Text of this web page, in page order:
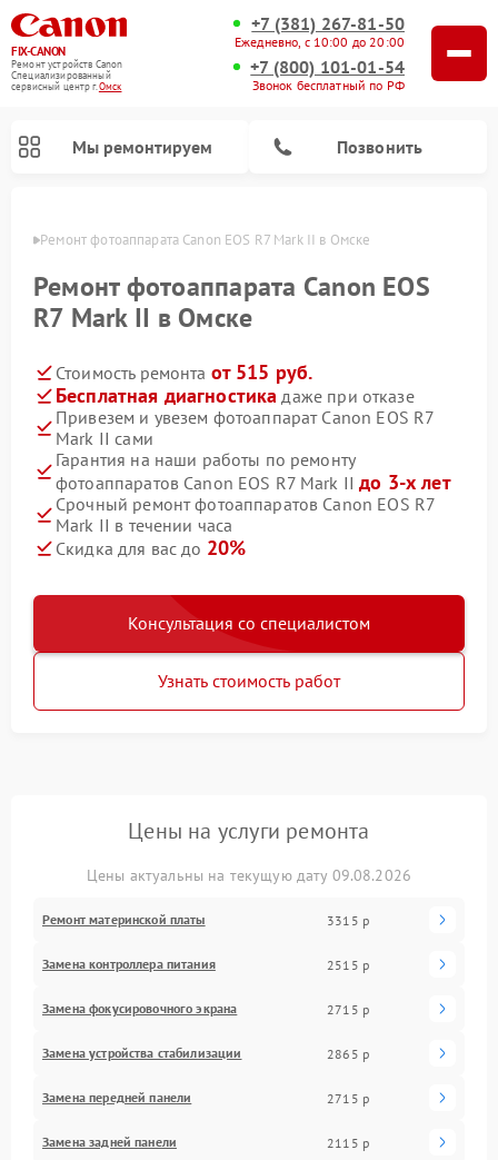
FIX-CANON
Ремонт устройств Canon
Специализированный
cервисный центр г.Омск
+7 (381) 267-81-50
Ежедневно, с 10:00 до 20:00
+7 (800) 101-01-54
Звонок бесплатный по РФ
Мы ремонтируем Позвонить
Ремонт фотоаппарата Canon EOS R7 Mark II в Омске
Ремонт фотоаппарата Canon EOS
R7 Mark II в Омске
Стоимость ремонта от 515 руб.
Бесплатная диагностика даже при отказе
Привезем и увезем фотоаппарат Canon EOS R7
Mark II сами
Гарантия на наши работы по ремонту
фотоаппаратов Canon EOS R7 Mark IIдо 3-х лет
Срочный ремонт фотоаппаратов Canon EOS R7
Mark II в течении часа
Скидка для вас до 20%
Консультация со специалистом
Узнать стоимость работ
Цены на услуги ремонта
Цены актуальны на текущую дату 09.08.2026
Ремонт материнской платы 3315 р
Замена контроллера питания 2515 р
Замена фокусировочного экрана 2715 р
Замена устройства стабилизации 2865 р
Замена передней панели 2715 р
Замена задней панели 2115 р